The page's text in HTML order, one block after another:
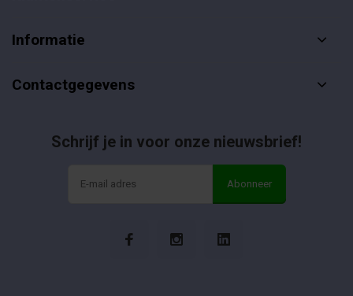
Informatie
Contactgegevens
Schrijf je in voor onze nieuwsbrief!
Abonneer